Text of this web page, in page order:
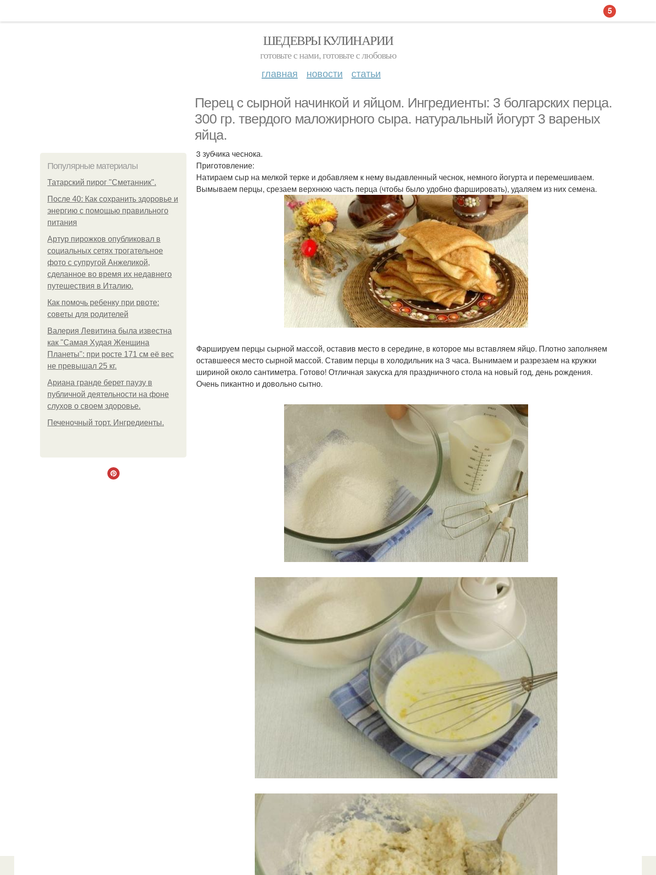
ШЕДЕВРЫ КУЛИНАРИИ
готовьте с нами, готовьте с любовью
главная новости статьи
Перец с сырной начинкой и яйцом. Ингредиенты: 3 болгарских перца.
300 гр. твердого маложирного сыра. натуральный йогурт 3 вареных
яйца.
Популярные материалы
Татарский пирог "Сметанник".
После 40: Как сохранить здоровье и
энергию с помощью правильного
питания
Артур пирожков опубликовал в
социальных сетях трогательное
фото с супругой Анжеликой,
сделанное во время их недавнего
путешествия в Италию.
Как помочь ребенку при рвоте:
советы для родителей
Валерия Левитина была известна
как "Самая Худая Женщина
Планеты": при росте 171 см её вес
не превышал 25 кг.
Ариана гранде берет паузу в
публичной деятельности на фоне
слухов о своем здоровье.
Печеночный торт. Ингредиенты.
3 зубчика чеснока.
Приготовление:
Натираем сыр на мелкой терке и добавляем к нему выдавленный чеснок, немного йогурта и перемешиваем.
Вымываем перцы, срезаем верхнюю часть перца (чтобы было удобно фаршировать), удаляем из них семена.
Фаршируем перцы сырной массой, оставив место в середине, в которое мы вставляем яйцо. Плотно заполняем
оставшееся место сырной массой. Ставим перцы в холодильник на 3 часа. Вынимаем и разрезаем на кружки
шириной около сантиметра. Готово! Отличная закуска для праздничного стола на новый год, день рождения.
Очень пикантно и довольно сытно.
5